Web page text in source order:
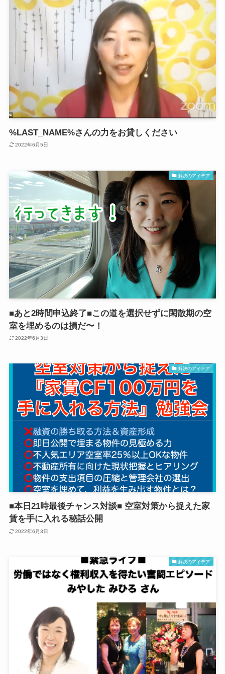
%LAST_NAME%さんの力をお貸しください
2022年6月5日
解決のアイデア
■あと2時間申込終了■この道を選択せずに閑散期の空
室を埋めるのは損だ〜！
2022年6月3日
解決のアイデア
■本日21時最後チャンス対談■ 空室対策から捉えた家
賃を手に入れる秘話公開
2022年6月3日
解決のアイデア